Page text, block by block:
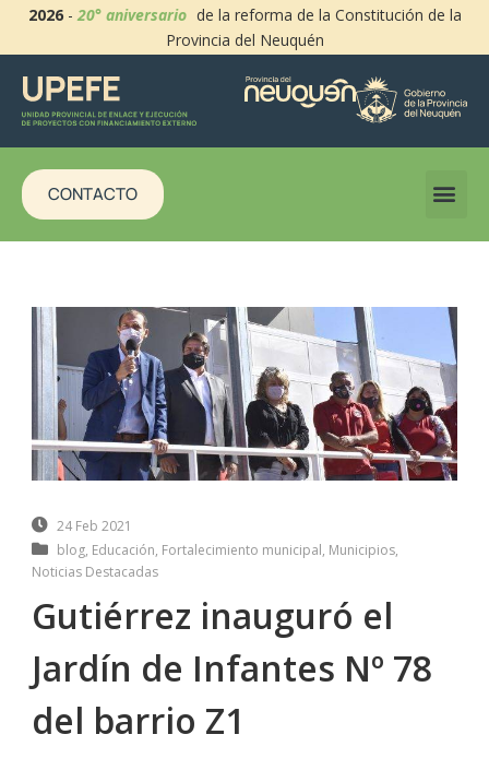
2026-20° aniversario de la reforma de la Constitución de la
Provincia del Neuquén
CONTACTO
24 Feb 2021
blog, Educación, Fortalecimiento municipal, Municipios,
Noticias Destacadas
Gutiérrez inauguró el
Jardín de Infantes Nº 78
del barrio Z1